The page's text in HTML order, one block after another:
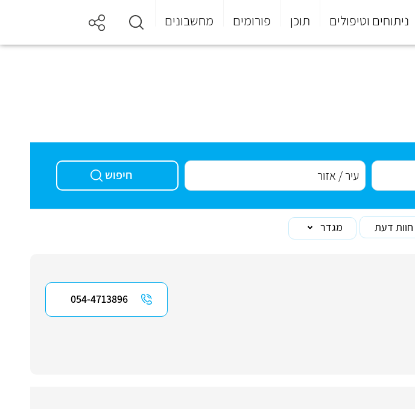
ניתוחים וטיפולים תוכן פורומים מחשבונים
חיפוש
חוות דעת מגדר
054-4713896